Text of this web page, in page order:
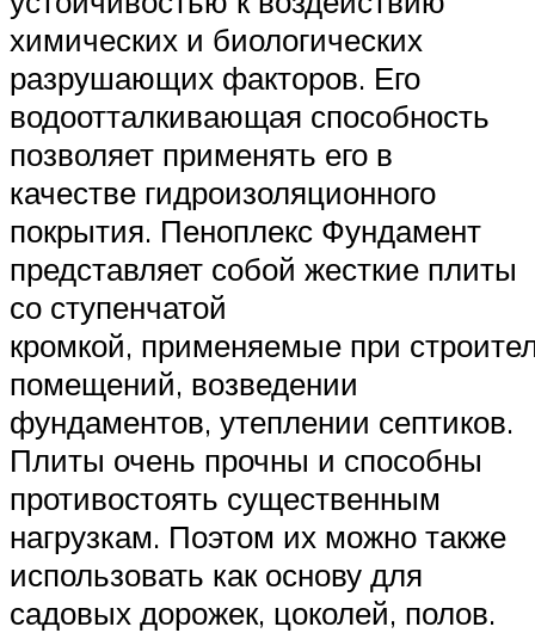
химических и биологических
разрушающих факторов. Его
водоотталкивающая способность
позволяет применять его в
качестве гидроизоляционного
покрытия. Пеноплекс Фундамент
представляет собой жесткие плиты
со ступенчатой
кромкой, применяемые при
помещений, возведении
фундаментов, утеплении септиков.
Плиты очень прочны и способны
противостоять существенным
нагрузкам. Поэтом их можно также
использовать как основу для
садовых дорожек, цоколей, полов.